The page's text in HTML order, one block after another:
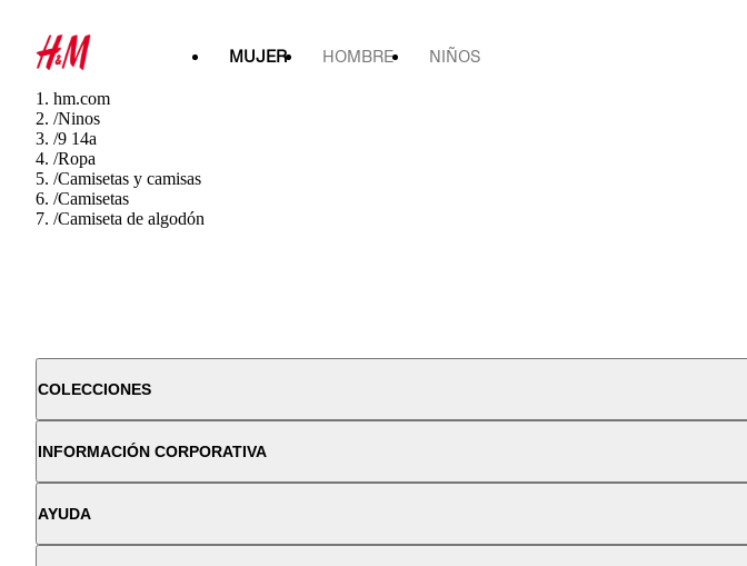
MUJER HOMBRE NIÑOS
hm.com
/Ninos
/9 14a
/Ropa
/Camisetas y camisas
/Camisetas
/Camiseta de algodón
COLECCIONES
INFORMACIÓN CORPORATIVA
AYUDA